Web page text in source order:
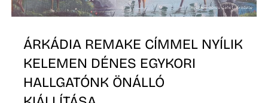
ÁRKÁDIA REMAKE CÍMMEL NYÍLIK
KELEMEN DÉNES EGYKORI
HALLGATÓNK ÖNÁLLÓ